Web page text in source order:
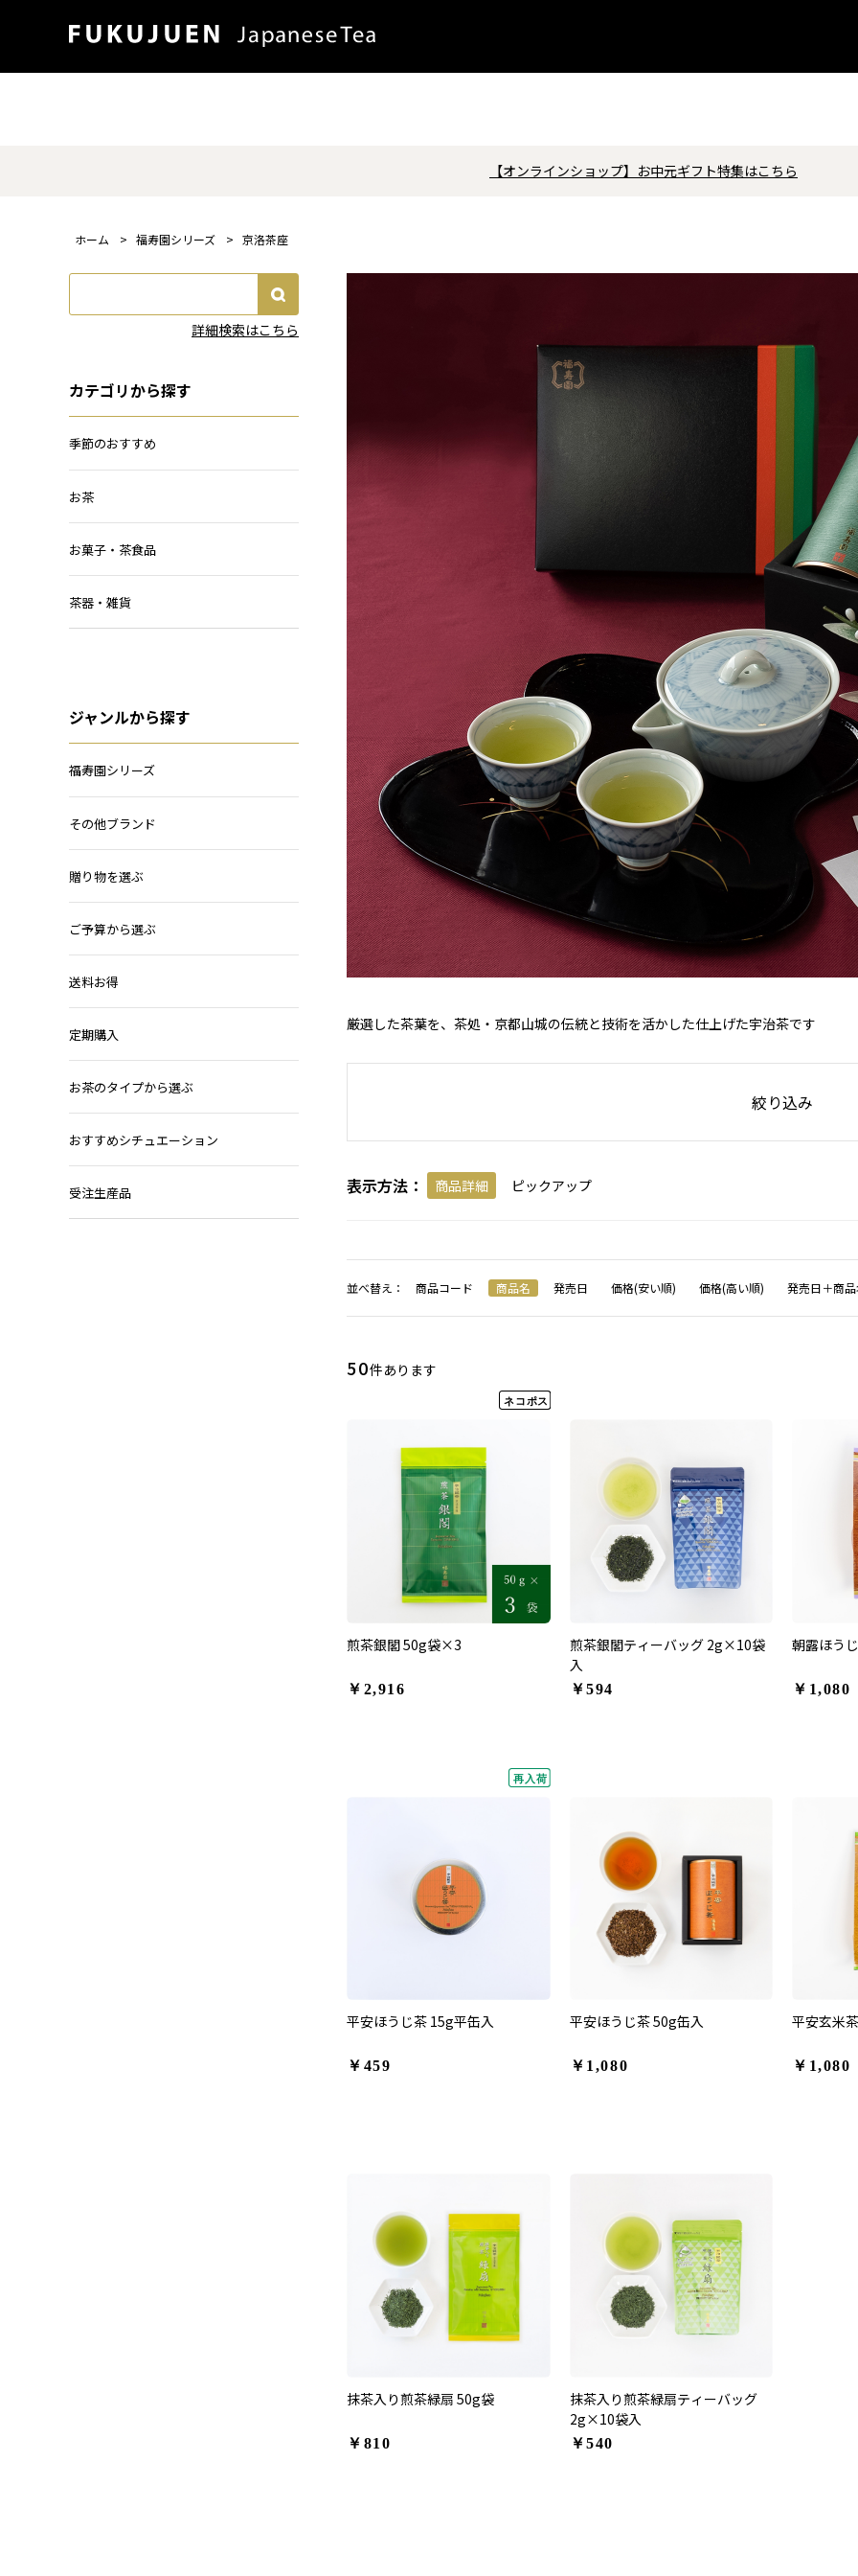
【オンラインショップ】お中元ギフト特集はこちら
ホーム > 福寿園シリーズ > 京洛茶座
詳細検索はこちら
カテゴリから探す
季節のおすすめ
お茶
お菓子・茶食品
茶器・雑貨
ジャンルから探す
福寿園シリーズ
その他ブランド
贈り物を選ぶ
ご予算から選ぶ
送料お得
定期購入
お茶のタイプから選ぶ
おすすめシチュエーション
受注生産品
厳選した茶葉を、茶処・京都山城の伝統と技術を活かした仕上げた宇治茶です
絞り込み
表示方法： 商品詳細 ピックアップ
並べ替え： 商品コード 商品名 発売日 価格(安い順) 価格(高い順) 発売日＋商
50件あります
煎茶銀閣 50g袋×3
￥2,916
煎茶銀閣ティーバッグ 2g×10袋
入
￥594
朝露ほう
￥1,080
平安ほうじ茶 15g平缶入
￥459
平安ほうじ茶 50g缶入
￥1,080
平安玄米
￥1,080
抹茶入り煎茶緑扇 50g袋
￥810
抹茶入り煎茶緑扇ティーバッグ
2g×10袋入
￥540